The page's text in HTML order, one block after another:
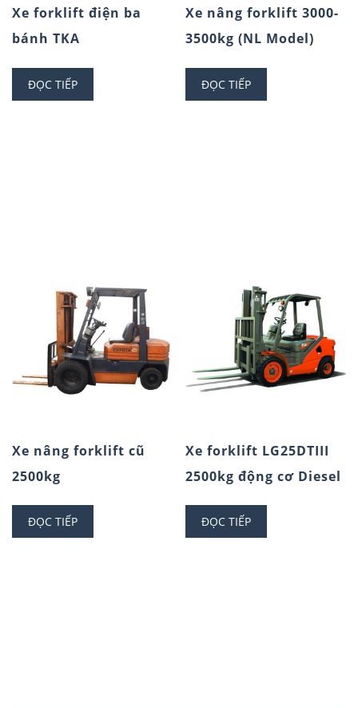
Xe forklift điện ba
bánh TKA
ĐỌC TIẾP
Xe nâng forklift 3000-
3500kg (NL Model)
ĐỌC TIẾP
Xe nâng forklift cũ
2500kg
ĐỌC TIẾP
Xe forklift LG25DTIII
2500kg động cơ Diesel
ĐỌC TIẾP